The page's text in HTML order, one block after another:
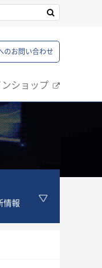
のお問い合わせ
ショップ
情報